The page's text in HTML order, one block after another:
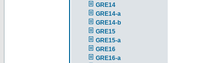
GRE14
GRE14-a
GRE14-b
GRE15
GRE15-a
GRE16
GRE16-a